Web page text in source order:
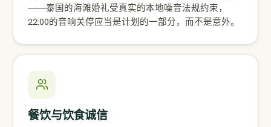
——泰国的海滩婚礼受真实的本地噪音法规约束，
22:00的音响关停应当是计划的一部分，而不是意外。
餐饮与饮食诚信